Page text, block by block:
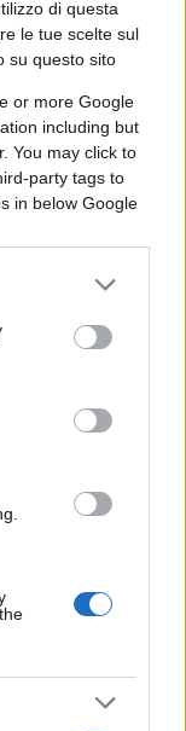
di questa
le tue scelte sul
su questo sito
or more Google
including but
You may click to
party tags to
in below Google
più stretti
aumentare la
a
La prima
dove il Front
del
nel
un posto
sottolinea
al
assistenti e
con
Hénin-
e Steeve
ha
del sindaco di
un rapporto